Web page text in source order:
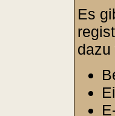
Es
dazu